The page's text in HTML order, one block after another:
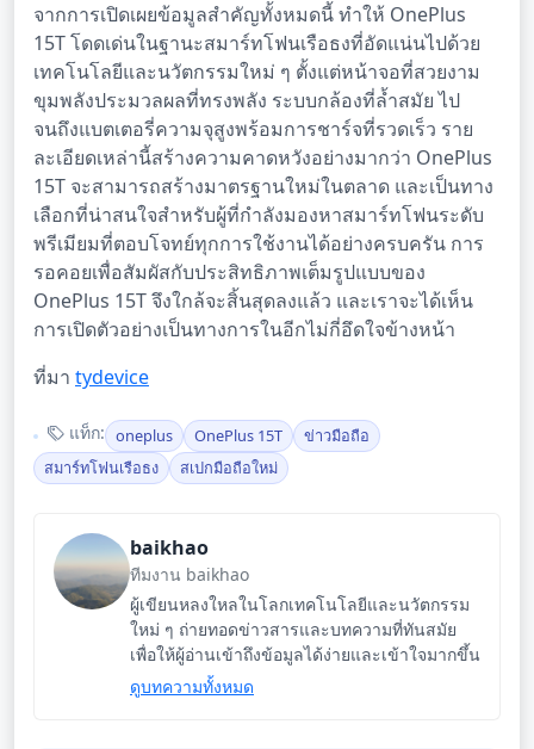
จากการเปิดเผยข้อมูลสำคัญทั้งหมดนี้ ทำให้ OnePlus
15T โดดเด่นในฐานะสมาร์ทโฟนเรือธงที่อัดแน่นไปด้วย
เทคโนโลยีและนวัตกรรมใหม่ ๆ ตั้งแต่หน้าจอที่สวยงาม
ขุมพลังประมวลผลที่ทรงพลัง ระบบกล้องที่ล้ำสมัย ไป
จนถึงแบตเตอรี่ความจุสูงพร้อมการชาร์จที่รวดเร็ว ราย
ละเอียดเหล่านี้สร้างความคาดหวังอย่างมากว่า OnePlus
15T จะสามารถสร้างมาตรฐานใหม่ในตลาด และเป็นทาง
เลือกที่น่าสนใจสำหรับผู้ที่กำลังมองหาสมาร์ทโฟนระดับ
พรีเมียมที่ตอบโจทย์ทุกการใช้งานได้อย่างครบครัน การ
รอคอยเพื่อสัมผัสกับประสิทธิภาพเต็มรูปแบบของ
OnePlus 15T จึงใกล้จะสิ้นสุดลงแล้ว และเราจะได้เห็น
การเปิดตัวอย่างเป็นทางการในอีกไม่กี่อึดใจข้างหน้า
ที่มา tydevice
แท็ก: oneplus OnePlus 15T
ข่าวมือถือ
สมาร์ทโฟนเรือธง
สเปกมือถือใหม่
baikhao
ทีมงาน baikhao
ผู้เขียนหลงใหลในโลกเทคโนโลยีและนวัตกรรม
ใหม่ ๆ ถ่ายทอดข่าวสารและบทความที่ทันสมัย
เพื่อให้ผู้อ่านเข้าถึงข้อมูลได้ง่ายและเข้าใจมากขึ้น
ดูบทความทั้งหมด